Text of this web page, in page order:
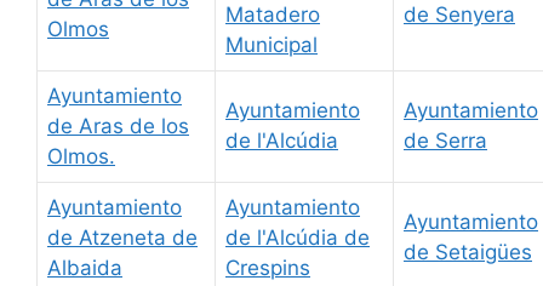
Olmos
Matadero
Municipal
de Senyera
Ayuntamiento
de Aras de los
Olmos.
Ayuntamiento
de l'Alcúdia
Ayuntamiento
de Serra
Ayuntamiento
de Atzeneta de
Albaida
Ayuntamiento
de l'Alcúdia de
Crespins
Ayuntamiento
de Setaigües